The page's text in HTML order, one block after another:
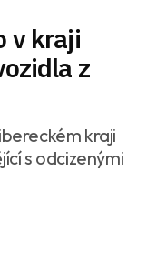
v kraji
z
kraji
s odcizenými